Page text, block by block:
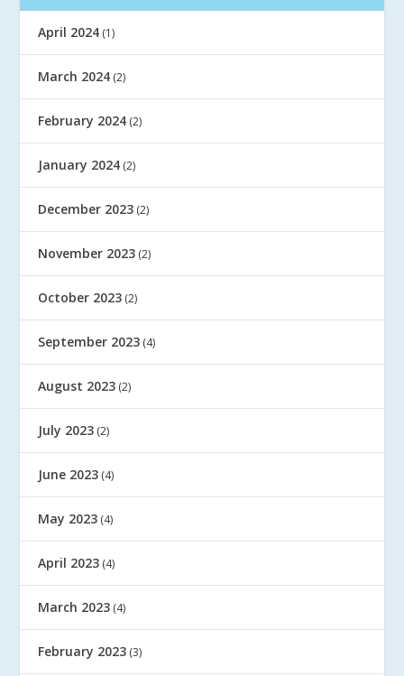
April 2024 (1)
March 2024 (2)
February 2024 (2)
January 2024 (2)
December 2023 (2)
November 2023 (2)
October 2023 (2)
September 2023 (4)
August 2023 (2)
July 2023 (2)
June 2023 (4)
May 2023 (4)
April 2023 (4)
March 2023 (4)
February 2023 (3)